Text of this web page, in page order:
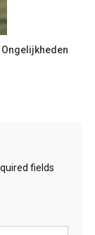
fields